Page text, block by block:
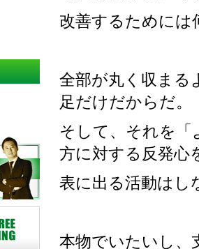
改善するためには
全部が丸く収まる
足だけだからだ。
そして、それを
方に対する反発心
表に出る活動はし
本物でいたいし、